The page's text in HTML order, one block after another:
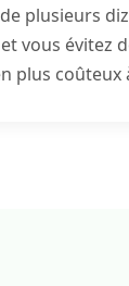
plusieurs
vous évitez
plus coûteux